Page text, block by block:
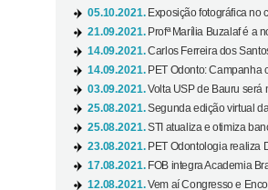
05.10.2021. Exposição fotográfica no
21.09.2021. Profª Marília Buzalaf é a
14.09.2021.Carlos Ferreira dos
14.09.2021. PET Odonto: Campanha
03.09.2021.Volta USP de Bauru será
25.08.2021.Segunda edição virtual
25.08.2021.STI atualiza e otimiza
23.08.2021. PET Odontologia realiza
17.08.2021. FOB integra Academia
12.08.2021.Vem aí Congresso e